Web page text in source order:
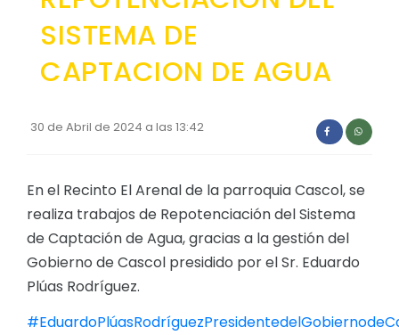
SISTEMA DE
CAPTACION DE AGUA
30 de Abril de 2024 a las 13:42
En el Recinto El Arenal de la parroquia Cascol, se
realiza trabajos de Repotenciación del Sistema
de Captación de Agua, gracias a la gestión del
Gobierno de Cascol presidido por el Sr. Eduardo
Plúas Rodríguez.